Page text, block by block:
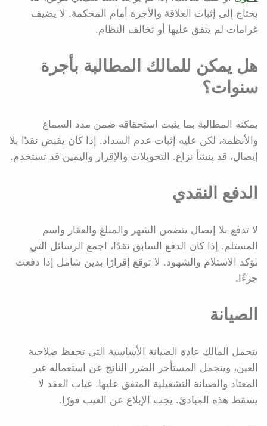
يحتاج إلى إثبات العلاقة والأجرة أمام المحكمة. لا يضيف
غرامات لم يتفق عليها أو تخالف النظام.
هل يمكن للمالك المطالبة بأجرة
سنوات؟
يمكنه المطالبة بما يثبت استحقاقه ضمن مدد السماع
والأنظمة، لكن عليه إثبات عدم السداد. إذا كان يقبض نقدًا بلا
إيصال، قد ينشأ نزاع. التحويلات والإقرار واليمين قد تستخدم.
الدفع النقدي
لا تدفع بلا إيصال يتضمن الشهر والمبلغ والعقار واسم
المستلم. إذا كان الدفع السابق نقدًا، اجمع الرسائل التي
تؤكد الاستلام والشهود. لا توقع إقرارًا بدين شامل إذا دفعت
جزءًا.
الصيانة
يتحمل المالك عادة الصيانة الأساسية التي تحفظ صلاحية
العين، ويتحمل المستأجر الضرر الناتج عن استعماله غير
المعتاد والصيانة التشغيلية المتفق عليها. غياب العقد لا
يسقط هذه المبادئ. يجب الإبلاغ عن العيب فورًا.